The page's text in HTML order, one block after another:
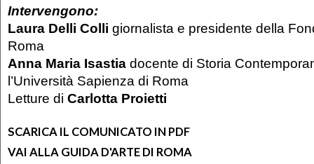
Intervengono:
Laura Delli Colli giornalista e presidente della
Roma
Anna Maria Isastia docente di Storia
l’Università Sapienza di Roma
Letture di Carlotta Proietti
SCARICA IL COMUNICATO IN PDF
VAI ALLA GUIDA D'ARTE DI ROMA